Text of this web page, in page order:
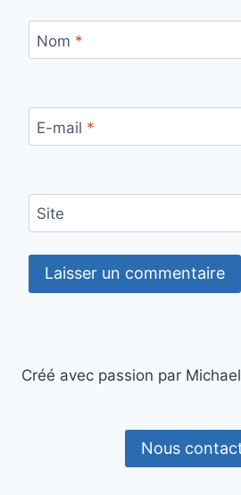
Nom *
E-mail *
Site
Créé avec passion par
Nous